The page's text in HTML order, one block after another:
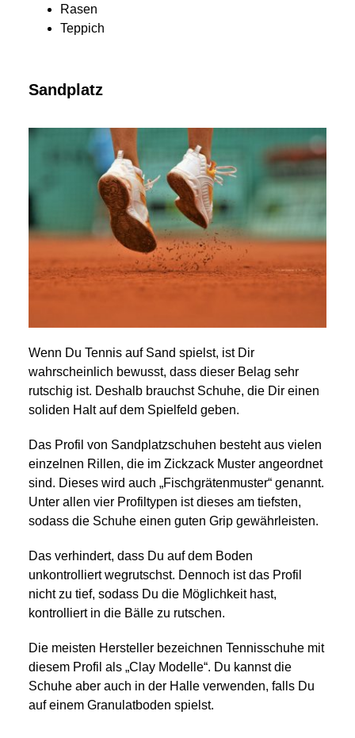
Rasen
Teppich
Sandplatz
Wenn Du Tennis auf Sand spielst, ist Dir
wahrscheinlich bewusst, dass dieser Belag sehr
rutschig ist. Deshalb brauchst Schuhe, die Dir einen
soliden Halt auf dem Spielfeld geben.
Das Profil von Sandplatzschuhen besteht aus vielen
einzelnen Rillen, die im Zickzack Muster angeordnet
sind. Dieses wird auch „Fischgrätenmuster“ genannt.
Unter allen vier Profiltypen ist dieses am tiefsten,
sodass die Schuhe einen guten Grip gewährleisten.
Das verhindert, dass Du auf dem Boden
unkontrolliert wegrutschst. Dennoch ist das Profil
nicht zu tief, sodass Du die Möglichkeit hast,
kontrolliert in die Bälle zu rutschen.
Die meisten Hersteller bezeichnen Tennisschuhe mit
diesem Profil als „Clay Modelle“. Du kannst die
Schuhe aber auch in der Halle verwenden, falls Du
auf einem Granulatboden spielst.